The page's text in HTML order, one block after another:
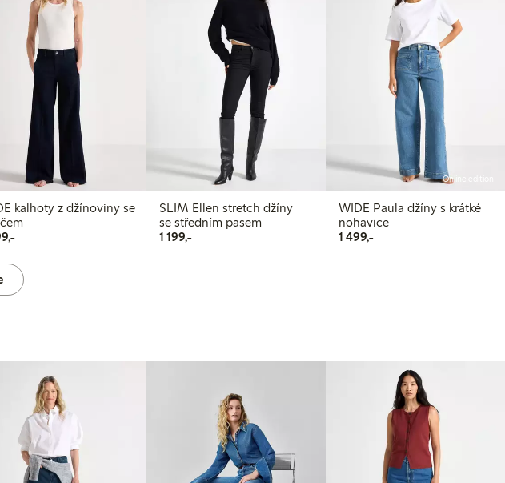
kalhoty z džínoviny se
1 499,00 Kč
SLIM Ellen stretch džíny
se středním pasem
1 199,-1 199,00 Kč
Online edition
WIDE Paula džíny s krátké
nohavice
1 499,-1 499,00 Kč